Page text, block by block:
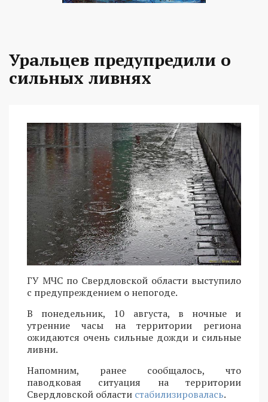
Уральцев предупредили о
сильных ливнях
ГУ МЧС по Свердловской области выступило
с предупреждением о непогоде.
В понедельник, 10 августа, в ночные и
утренние часы на территории региона
ожидаются очень сильные дожди и сильные
ливни.
Напомним, ранее сообщалось, что
паводковая ситуация на территории
Свердловской области стабилизировалась.